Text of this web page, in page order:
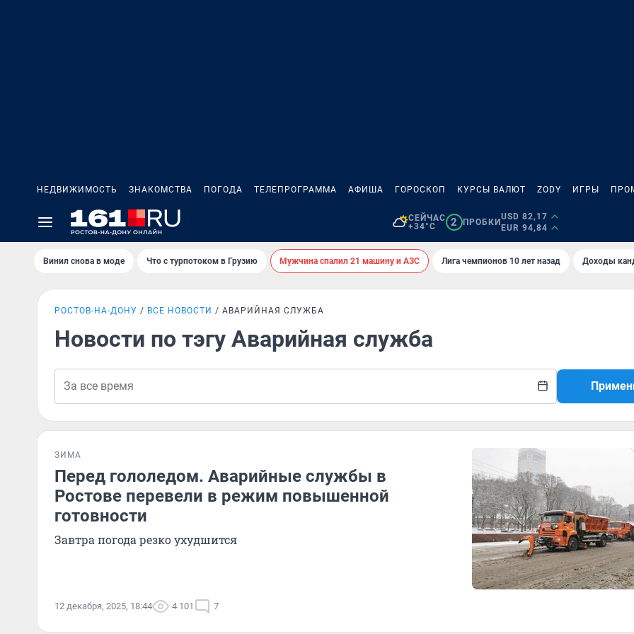
НЕДВИЖИМОСТЬ ЗНАКОМСТВА ПОГОДА ТЕЛЕПРОГРАММА АФИША ГОРОСКОП КУРСЫ ВАЛЮТ ZODY ИГРЫ
СЕЙЧАС
+34°C
2 ПРОБКИ
USD 82,17
EUR 94,84
Винил снова в моде Что с турпотоком в Грузию Мужчина спалил 21 машину и АЗС Лига чемпионов 10 лет назад Доходы
РОСТОВ-НА-ДОНУ ВСЕ НОВОСТИ АВАРИЙНАЯ СЛУЖБА
Новости по тэгу Аварийная служба
ЗИМА
Перед гололедом. Аварийные службы в
Ростове перевели в режим повышенной
готовности
Завтра погода резко ухудшится
12 декабря, 2025, 18:44 4 101 7